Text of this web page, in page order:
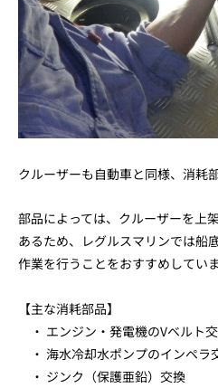
クルーザーも自動車と同様、消耗
部品によっては、クルーザーを上
あるため、レグルスマリンでは船
作業を行うことをおすすめしていま
【主な消耗部品】
・ エンジン・発電機のVベルト
・ 海水冷却水ポンプのインペラ
・ ジンク（保護亜鉛）交換